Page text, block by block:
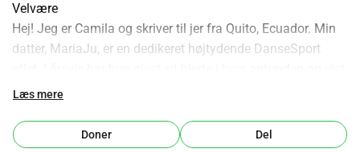
Velvære
Hej! Jeg er Camila og skriver til jer fra Quito, Ecuador. Min
datter, MariaJu, er en dedikeret højtydende DanseSport
et niveau af disciplin, der gør os utrolig stolte. Men i dag
mentale sundhed.
Som familie har vi navigeret i udfordringer, der er typiske
Læs mere
Doner Del